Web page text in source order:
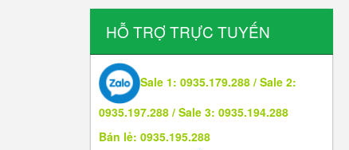
HỖ TRỢ TRỰC TUYẾN
Sale 1: 0935.179.288 / Sale 2:
0935.197.288 / Sale 3: 0935.194.288
Bán lẻ: 0935.195.288